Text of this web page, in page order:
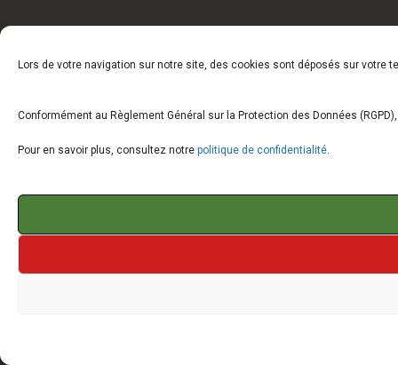
Lors de votre navigation sur notre site, des cookies sont déposés sur votre
Conformément au Règlement Général sur la Protection des Données
Pour en savoir plus, consultez notre politique de confidentialité.